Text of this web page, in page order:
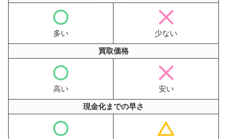
多い 少ない
買取価格
高い 安い
現金化までの早さ